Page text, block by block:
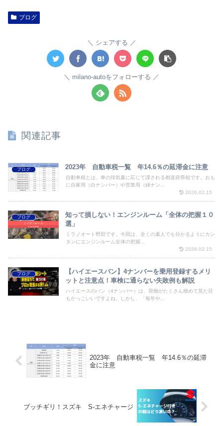
ブログ
シェアする
milano-autoをフォローする
関連記事
ブログ 2023年 自動車税一覧 年14.6％の延滞金に注意
自動車税とは、車の排気量に応じて課される都道府県税です。おも
に自家用（白ナンバー）や営業用（緑ナン...
2026.02.15
ブログ
知って損しない！エンジンルーム「全体の把握１０
選」
ミラノオート野田です。今回は、全くの素人でも分かるようにカン
タンにエンジンルーム全体の把握...
2026.02.15
ブログ
【ハイエースバン】4ナンバーを乗用登録するメリ
ットと注意点！車検に通らない失敗例も解説
ハイエースのバン（4ナンバー）は、荷物がたくさん積めて見た目
もかっこいいですよね。しかし、「毎年や...
2023年 自動車税一覧 年14.6％の延滞
金に注意
ブッチギリ！スズキ S-エネチャージ